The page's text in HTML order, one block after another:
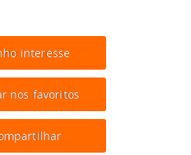
interesse
nos favoritos